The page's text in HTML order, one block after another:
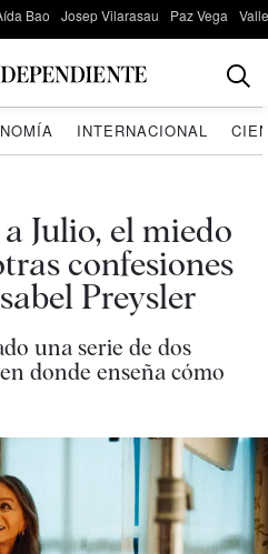
Bao Josep Vilarasau Paz Vega
INTERNACIONAL
Julio, el miedo
confesiones
Preysler
una serie de dos
donde enseña cómo